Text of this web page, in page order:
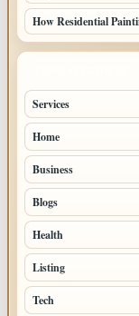
How Residential
Services
Home
Business
Blogs
Health
Listing
Tech